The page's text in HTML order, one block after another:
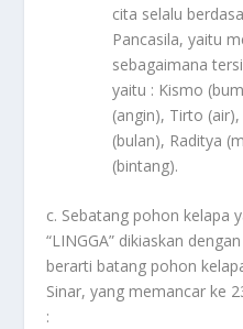
cita selalu
Pancasila, yaitu
sebagaimana
yaitu : Kismo
(angin), Tirto
(bulan), Raditya
(bintang).
c. Sebatang pohon kelapa
“LINGGA” dikiaskan
berarti batang pohon
Sinar, yang memancar ke
: